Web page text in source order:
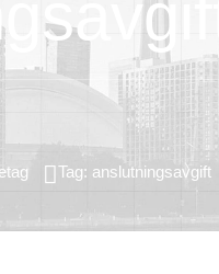
Tag: anslutningsavgift